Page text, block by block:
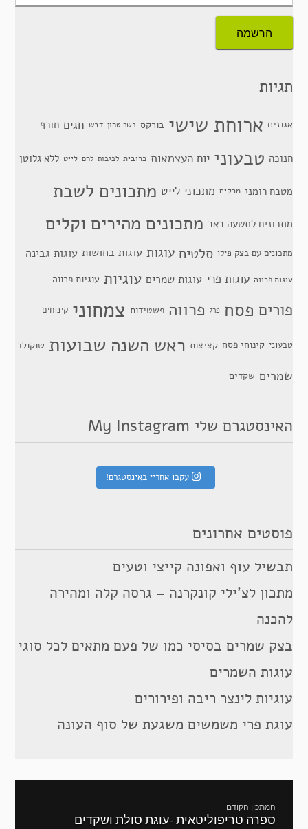
תגיות
אגוזים ארוחת שישי בורקס בשר טחון דבש חגים חורף
חנוכה טבעוני יום העצמאות כרובית לביבות לחם לייט ללא גלוטן
מטבח רומני מרקים מתכוני לייט מתכונים לשבת
מתכונים לתשעה באב מתכונים מהירים וקלים
מתכונים עם בצק פילו סלטים עוגות עוגות בחושות עוגות גבינה
עוגות פרווה עוגות פרי עוגות שמרים עוגיות עוגיות פרווה
פורים פסח פרג פרווה פשטידות צמחוני קינוחים
טבעוני קינוחי פסח קציצות ראש השנה שבועות שוקולד
שמרים שקדים
האינסטגרם שלי My Instagram
עקבו אחריי באינסטגרם!
פוסטים אחרונים
תבשיל עוף ואפונה קייצי וטעים
מתכון לצ’ילי קונקרנה – גרסה קלה ומהירה
להכנה
בצק שמרים בסיסי כמו של פעם מתאים לכל סוגי
עוגות השמרים
עוגיות לינצר ריבה ופירורים
עוגת פרי משמשים משגעת של סוף העונה
המתכון הקודם
מתכון
ספרה טריפוליטאית -עוגת סולת ושקדים